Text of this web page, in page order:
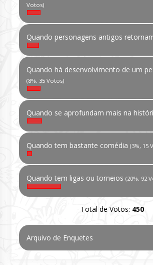
Votos)
Quando personagens antigos
Quando há desenvolvimento de um
(8%, 35 Votos)
Quando se aprofundam mais na
Quando tem bastante comédia (3%, 15
Quando tem ligas ou torneios (20%, 92
Total de Votos: 450
Arquivo de Enquetes